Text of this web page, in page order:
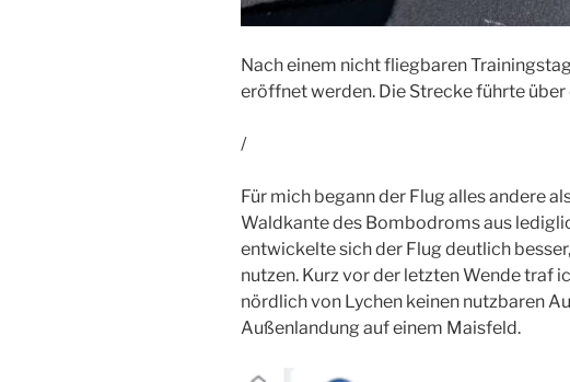
Nach einem nicht fliegbaren
eröffnet werden. Die Strecke führte
/
Für mich begann der Flug alles andere
Waldkante des Bombodroms aus
entwickelte sich der Flug deutlich
nutzen. Kurz vor der letzten Wende traf
nördlich von Lychen keinen nutzbaren
Außenlandung auf einem Maisfeld.